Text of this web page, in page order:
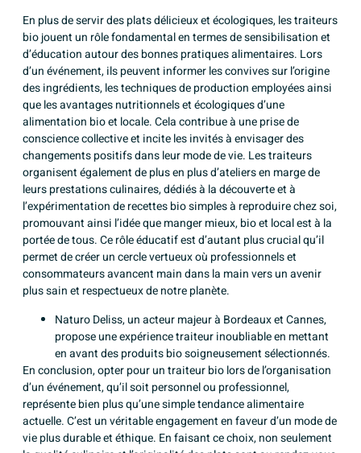
En plus de servir des plats délicieux et écologiques, les traiteurs
bio jouent un rôle fondamental en termes de sensibilisation et
d’éducation autour des bonnes pratiques alimentaires. Lors
d’un événement, ils peuvent informer les convives sur l’origine
des ingrédients, les techniques de production employées ainsi
que les avantages nutritionnels et écologiques d’une
alimentation bio et locale. Cela contribue à une prise de
conscience collective et incite les invités à envisager des
changements positifs dans leur mode de vie. Les traiteurs
organisent également de plus en plus d’ateliers en marge de
leurs prestations culinaires, dédiés à la découverte et à
l’expérimentation de recettes bio simples à reproduire chez soi,
promouvant ainsi l’idée que manger mieux, bio et local est à la
portée de tous. Ce rôle éducatif est d’autant plus crucial qu’il
permet de créer un cercle vertueux où professionnels et
consommateurs avancent main dans la main vers un avenir
plus sain et respectueux de notre planète.
Naturo Deliss, un acteur majeur à Bordeaux et Cannes,
propose une expérience traiteur inoubliable en mettant
en avant des produits bio soigneusement sélectionnés.
En conclusion, opter pour un traiteur bio lors de l’organisation
d’un événement, qu’il soit personnel ou professionnel,
représente bien plus qu’une simple tendance alimentaire
actuelle. C’est un véritable engagement en faveur d’un mode de
vie plus durable et éthique. En faisant ce choix, non seulement